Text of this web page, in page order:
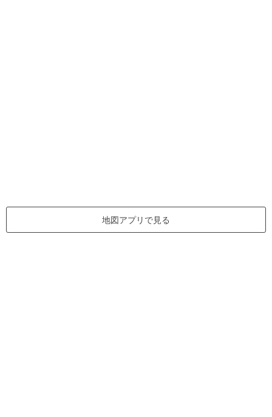
地図アプリで見る